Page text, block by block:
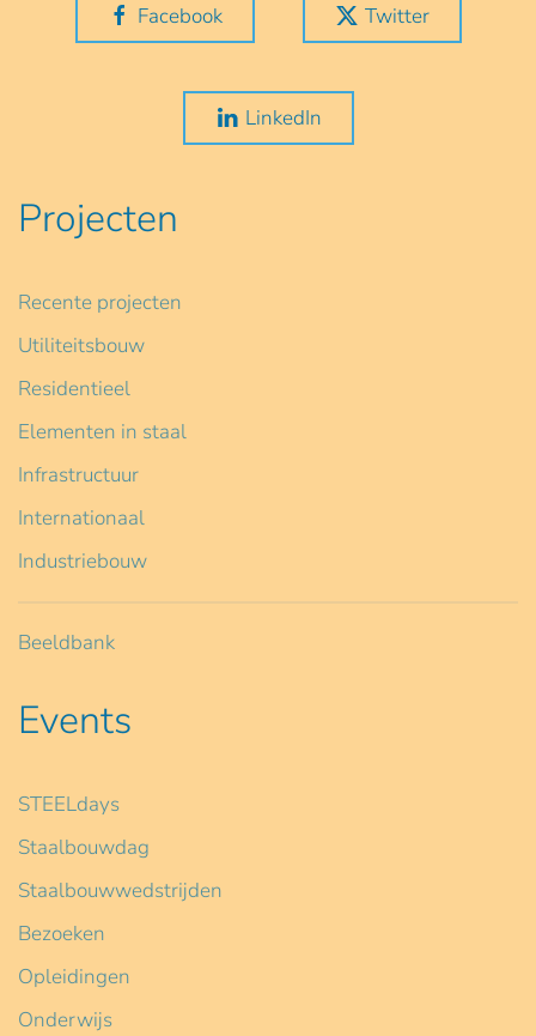
Facebook Twitter
LinkedIn
Projecten
Recente projecten
Utiliteitsbouw
Residentieel
Elementen in staal
Infrastructuur
Internationaal
Industriebouw
Beeldbank
Events
STEELdays
Staalbouwdag
Staalbouwwedstrijden
Bezoeken
Opleidingen
Onderwijs